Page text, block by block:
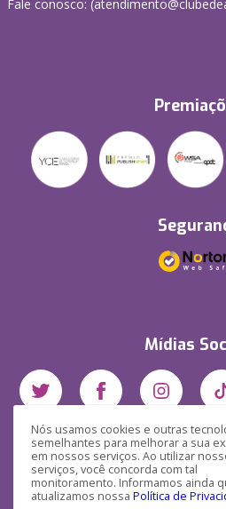
Nós usamos cookies e outras
semelhantes para melhorar a sua
em nossos serviços. Ao utilizar
serviços, você concorda com tal
monitoramento. Informamos ainda
atualizamos nossa Política de
Fale conosco:
Mídias